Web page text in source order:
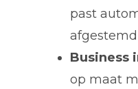
past
Business
op maat